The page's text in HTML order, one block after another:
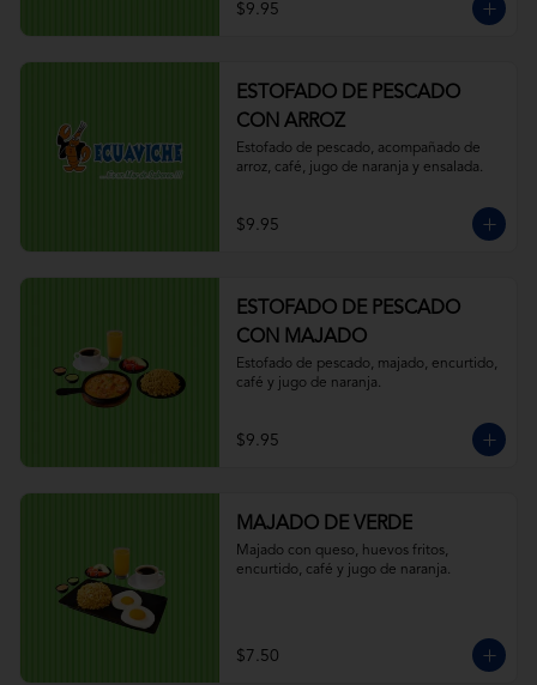
$9.95
ESTOFADO DE PESCADO
CON ARROZ
Estofado de pescado, acompañado de
arroz, café, jugo de naranja y ensalada.
$9.95
ESTOFADO DE PESCADO
CON MAJADO
Estofado de pescado, majado, encurtido,
café y jugo de naranja.
$9.95
MAJADO DE VERDE
Majado con queso, huevos fritos,
encurtido, café y jugo de naranja.
$7.50